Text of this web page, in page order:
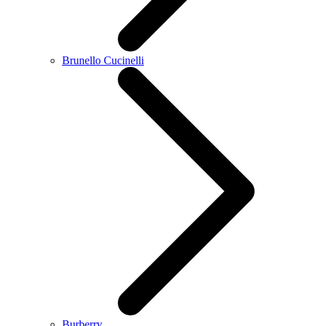
Brunello Cucinelli